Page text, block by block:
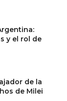
y el rol de
de la
de Milei